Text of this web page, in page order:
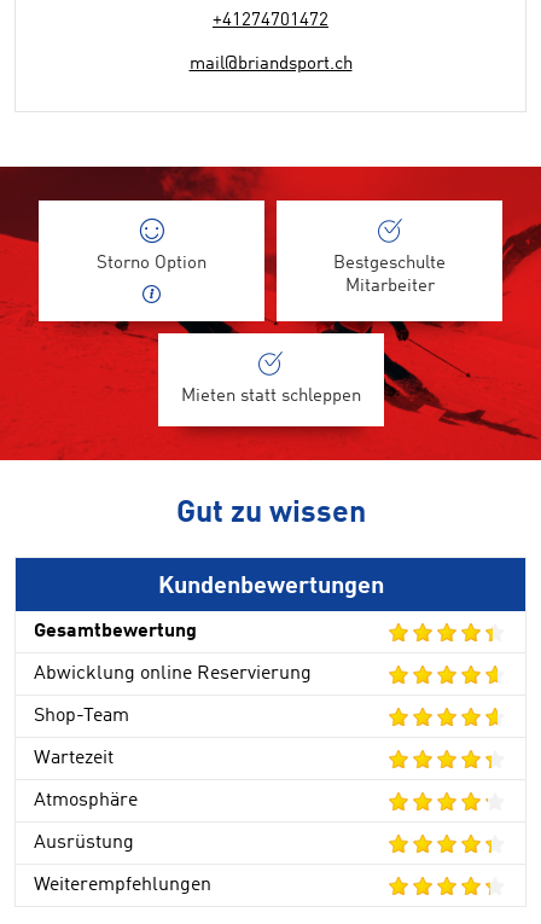
+41274701472
mail@briandsport.ch
Storno Option
Bestgeschulte
Mitarbeiter
Mieten statt schleppen
Gut zu wissen
Kundenbewertungen
Gesamtbewertung
Abwicklung online Reservierung
Shop-Team
Wartezeit
Atmosphäre
Ausrüstung
Weiterempfehlungen